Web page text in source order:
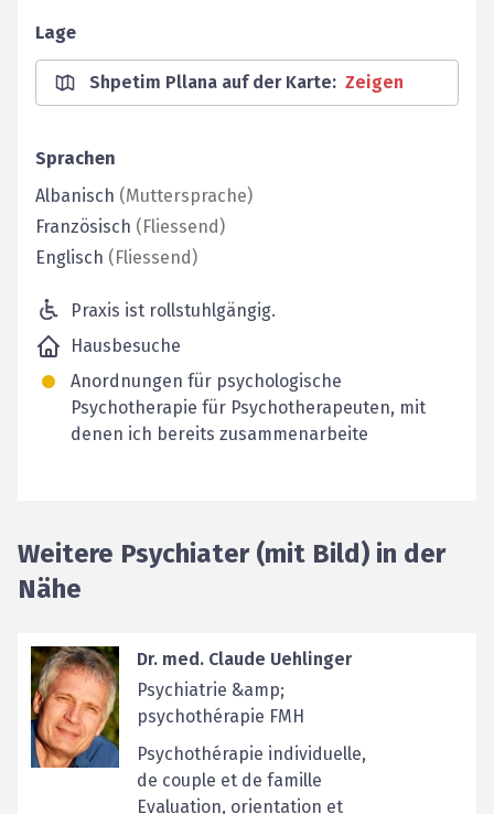
Lage
Shpetim Pllana auf der Karte: Zeigen
Sprachen
Albanisch (Muttersprache)
Französisch (Fliessend)
Englisch (Fliessend)
Praxis ist rollstuhlgängig.
Hausbesuche
Anordnungen für psychologische
Psychotherapie für Psychotherapeuten, mit
denen ich bereits zusammenarbeite
Weitere Psychiater (mit Bild) in der
Nähe
Dr. med. Claude Uehlinger
Psychiatrie &amp;
psychothérapie FMH
Psychothérapie individuelle,
de couple et de famille
Evaluation, orientation et